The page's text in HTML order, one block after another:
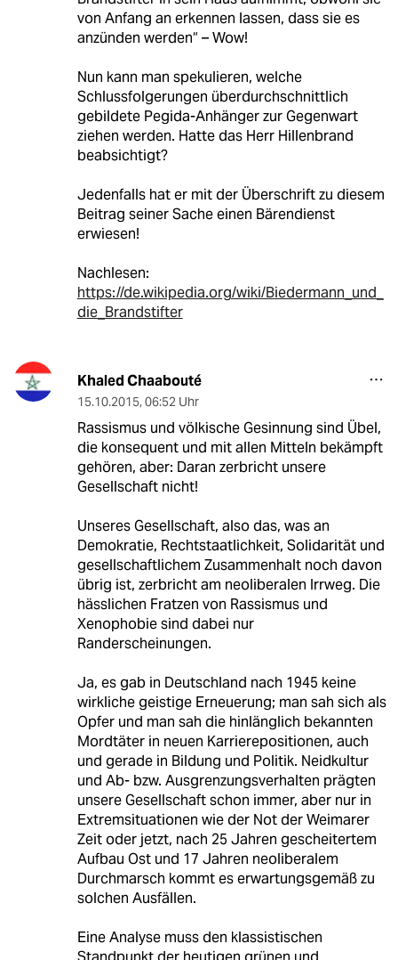
von Anfang an erkennen lassen, dass sie es
anzünden werden“ – Wow!
Nun kann man spekulieren, welche
Schlussfolgerungen überdurchschnittlich
gebildete Pegida-Anhänger zur Gegenwart
ziehen werden. Hatte das Herr Hillenbrand
beabsichtigt?
Jedenfalls hat er mit der Überschrift zu diesem
Beitrag seiner Sache einen Bärendienst
erwiesen!
Nachlesen:
https://de.wikipedia.org/wiki/Biedermann_und_
die_Brandstifter
Khaled Chaabouté
15.10.2015, 06:52 Uhr
Rassismus und völkische Gesinnung sind Übel,
die konsequent und mit allen Mitteln bekämpft
gehören, aber: Daran zerbricht unsere
Gesellschaft nicht!
Unseres Gesellschaft, also das, was an
Demokratie, Rechtstaatlichkeit, Solidarität und
gesellschaftlichem Zusammenhalt noch davon
übrig ist, zerbricht am neoliberalen Irrweg. Die
hässlichen Fratzen von Rassismus und
Xenophobie sind dabei nur
Randerscheinungen.
Ja, es gab in Deutschland nach 1945 keine
wirkliche geistige Erneuerung; man sah sich als
Opfer und man sah die hinlänglich bekannten
Mordtäter in neuen Karrierepositionen, auch
und gerade in Bildung und Politik. Neidkultur
und Ab- bzw. Ausgrenzungsverhalten prägten
unsere Gesellschaft schon immer, aber nur in
Extremsituationen wie der Not der Weimarer
Zeit oder jetzt, nach 25 Jahren gescheitertem
Aufbau Ost und 17 Jahren neoliberalem
Durchmarsch kommt es erwartungsgemäß zu
solchen Ausfällen.
Eine Analyse muss den klassistischen